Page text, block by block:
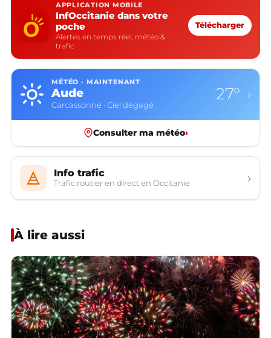
APPLICATION MOBILE
InfOccitanie dans votre
poche
Alertes en temps réel, météo &
trafic
Télécharger
MÉTÉO · MAINTENANT
Aude
Carcassonne · Ciel dégagé
27° ›
Consulter ma météo›
Info trafic
Trafic routier en direct en Occitanie ›
À lire aussi